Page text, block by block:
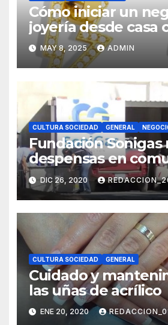
Cómo iniciar un
joyería desde casa
por mayor
MAY 8, 2025 ADMIN
CULTURA SOCIEDAD GENERAL
Fundación
despensas en
vulnerables
DIC 26, 2020
CULTURA SOCIEDAD GENERAL
Cuidado y
las uñas de acrílico
ENE 20, 2020